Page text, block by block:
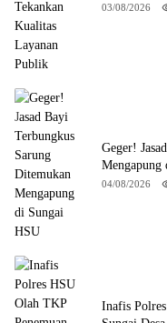
03/08/2026
Geger!
Mengapung
04/08/2026
Inafis